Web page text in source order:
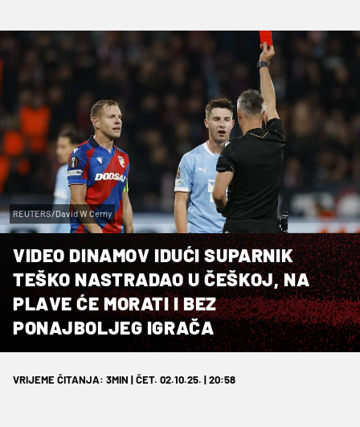
REUTERS/David W Cerny
VIDEO DINAMOV IDUĆI SUPARNIK
TEŠKO NASTRADAO U ČEŠKOJ, NA
PLAVE ĆE MORATI I BEZ
PONAJBOLJEG IGRAČA
VRIJEME ČITANJA: 3MIN | ČET. 02.10.25. | 20:58